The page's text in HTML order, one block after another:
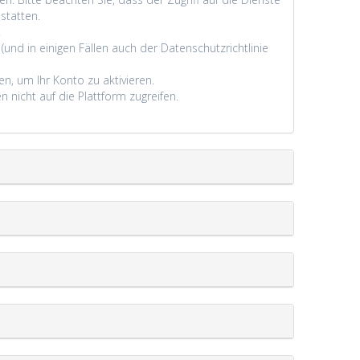
in einigen Fällen auch der Datenschutzrichtlinie
um Ihr Konto zu aktivieren.
nicht auf die Plattform zugreifen.